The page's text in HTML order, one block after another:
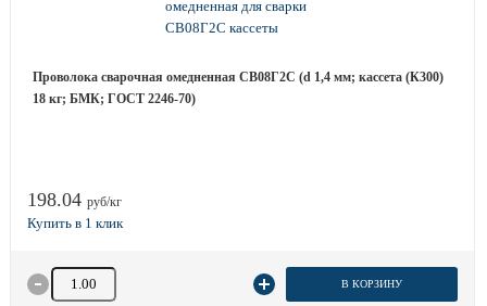
Проволока сварочная омедненная СВ08Г2С (d 1,4 мм; кассета (К300)
18 кг; БМК; ГОСТ 2246-70)
198.04 руб/кг
Количество товара В КОРЗИНУ